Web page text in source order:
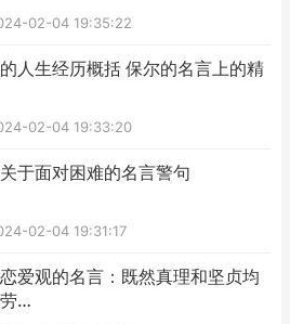
02-04 19:35:22
人生经历概括 保尔的名言上的精
02-04 19:33:20
于面对困难的名言警句
02-04 19:31:17
爱观的名言：既然真理和坚贞均
…